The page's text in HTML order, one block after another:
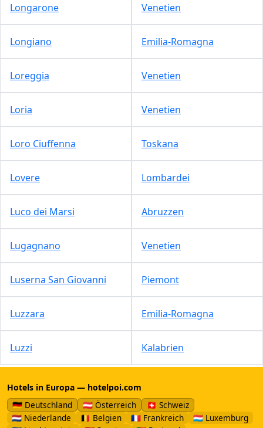
Longarone Venetien
Longiano Emilia-Romagna
Loreggia Venetien
Loria Venetien
Loro Ciuffenna Toskana
Lovere Lombardei
Luco dei Marsi Abruzzen
Lugagnano Venetien
Luserna San Giovanni Piemont
Luzzara Emilia-Romagna
Luzzi Kalabrien
Hotels in Europa — hotelpoi.com
🇩🇪 Deutschland
🇦🇹 Österreich
🇨🇭 Schweiz
🇳🇱 Niederlande
🇧🇪 Belgien 🇫🇷 Frankreich
🇱🇺 Luxemburg